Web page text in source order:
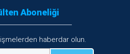
Aboneliği
haberdar olun.